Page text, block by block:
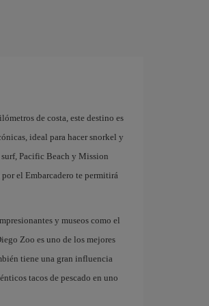
de costa, este destino es
ideal para hacer snorkel y
surf, Pacific Beach y Mission
por el Embarcadero te permitirá
y museos como el
Zoo es uno de los mejores
tiene una gran influencia
tacos de pescado en uno